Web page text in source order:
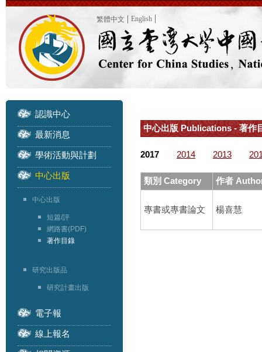
繁體中文 English
認識中心
最新消息
學術活動與計劃
中心出版
中心出版
短篇/評
網路書(PDF)
著作目錄
研究出版品
研究計畫出版
電子報
線上報名
中心出版 Publications - 著
2017 2014 2013
類別 Category 作者
專書或專書論文 楊喜慧